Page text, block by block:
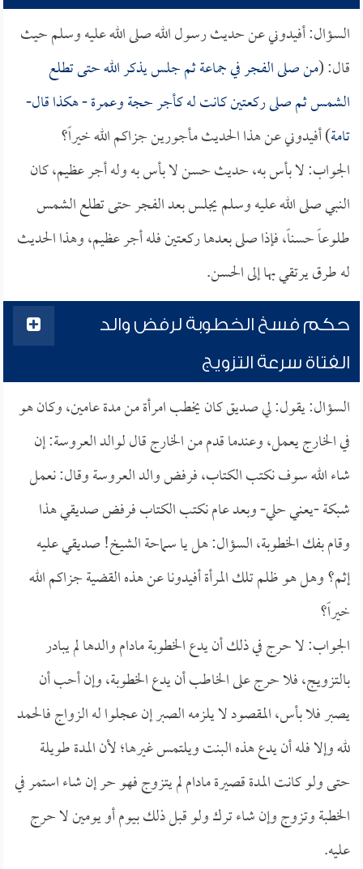
السؤال: أفيدوني عن حديث رسول الله صلى الله عليه وسلم حيث
قال: (من صلى الفجر في جماعة ثم جلس يذكر الله حتى تطلع
الشمس ثم صلى ركعتين كانت له كأجر حجة وعمرة - هكذا قال-
تامة) أفيدوني عن هذا الحديث مأجورين جزاكم الله خيراً؟
الجواب: لا بأس به، حديث حسن لا بأس به وله أجر عظيم، كان
النبي صلى الله عليه وسلم يجلس بعد الفجر حتى تطلع الشمس
طلوعاً حسناً، فإذا صلى بعدها ركعتين فله أجر عظيم، وهذا الحديث
له طرق يرتقي بها إلى الحسن.
حكم فسخ الخطوبة لرفض والد
الفتاة سرعة التزويج
السؤال: يقول: لي صديق كان يخطب امرأة من مدة عامين، وكان هو
في الخارج يعمل، وعندما قدم من الخارج قال لوالد العروسة: إن
شاء الله سوف نكتب الكتاب، فرفض والد العروسة وقال: نعمل
شبكة -يعني حلي- وبعد عام نكتب الكتاب فرفض صديقي هذا
وقام بفك الخطوبة، السؤال: هل يا سماحة الشيخ! صديقي عليه
إثم؟ وهل هو ظلم تلك المرأة أفيدونا عن هذه القضية جزاكم الله
خيراً؟
الجواب: لا حرج في ذلك أن يدع الخطوبة مادام والدها لم يبادر
بالتزويج، فلا حرج على الخاطب أن يدع الخطوبة، وإن أحب أن
يصبر فلا بأس، المقصود لا يلزمه الصبر إن عجلوا له الزواج فالحمد
لله وإلا فله أن يدع هذه البنت ويلتمس غيرها؛ لأن المدة طويلة
حتى ولو كانت المدة قصيرة مادام لم يتزوج فهو حر إن شاء استمر في
الخطبة وتزوج وإن شاء ترك ولو قبل ذلك بيوم أو يومين لا حرج
عليه.